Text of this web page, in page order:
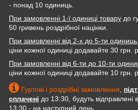
- понад 10 одиниць.
При замовленні 1-ї одиниці товару до
50 гривень роздрібної націнки.
При замовленні від 2-х до 5-ти
ціни кожної одиниці додавайте 30 грн.
При замовленні від 6-ти до 10-ти
ціни кожної одиниці додавайте 10 грн.
Гуртові і роздрібні замовлення
сплачені до 13:30, будуть відправлені
13:30 - на наступний день.